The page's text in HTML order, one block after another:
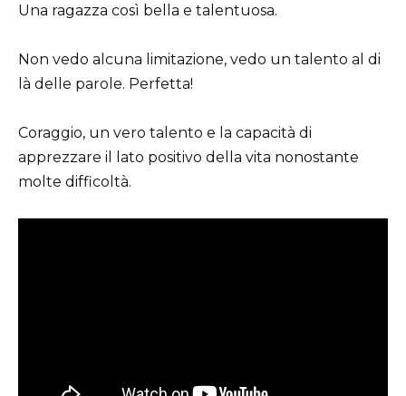
Una ragazza così bella e talentuosa.
Non vedo alcuna limitazione, vedo un talento al di
là delle parole. Perfetta!
Coraggio, un vero talento e la capacità di
apprezzare il lato positivo della vita nonostante
molte difficoltà.